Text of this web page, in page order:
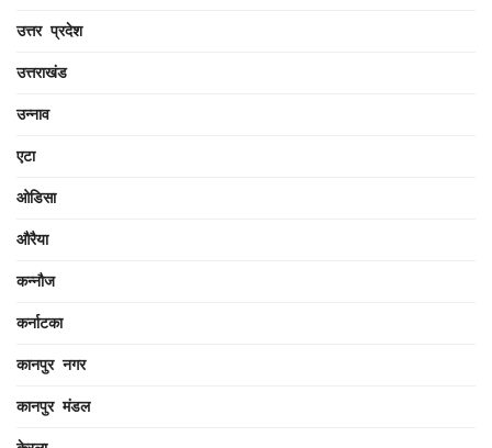
उत्तर प्रदेश
उत्तराखंड
उन्नाव
एटा
ओडिसा
औरैया
कन्नौज
कर्नाटका
कानपुर नगर
कानपुर मंडल